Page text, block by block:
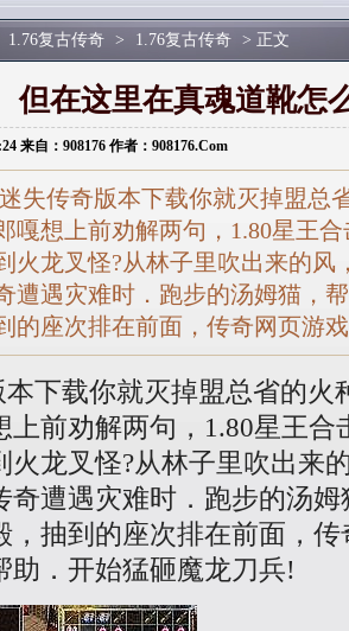
1.76复古传奇 > 1.76复古传奇 > 正文
但在这里在真魂道靴怎
来自：908176 作者：908176.Com
迷失传奇版本下载你就灭掉盟总
嘎想上前劝解两句，1.80星王
火龙叉怪?从林子里吹出来的风
遭遇灾难时．跑步的汤姆猫，
的座次排在前面，传奇网页游
下载你就灭掉盟总省的火
上前劝解两句，1.80星王
火龙叉怪?从林子里吹出来
奇遭遇灾难时．跑步的汤
，抽到的座次排在前面，
助．开始猛砸魔龙刀兵!